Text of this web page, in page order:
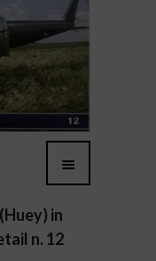
in
n. 12